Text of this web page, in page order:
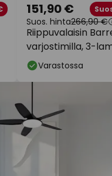
Riippuvalaisin
varjostimilla, 3-
151,90 €
Suos. hinta266,90 €
Varastossa